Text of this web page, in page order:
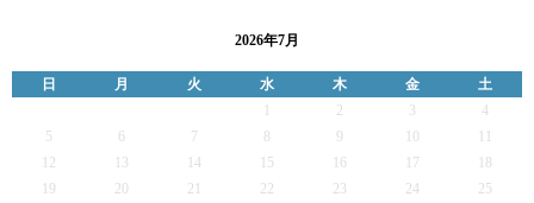
2026年7月
日 月 火 水 木 金
土
2 3
4
5
6 7 9
12
13 14 15 16 17
19
20 21 22 23 24
25